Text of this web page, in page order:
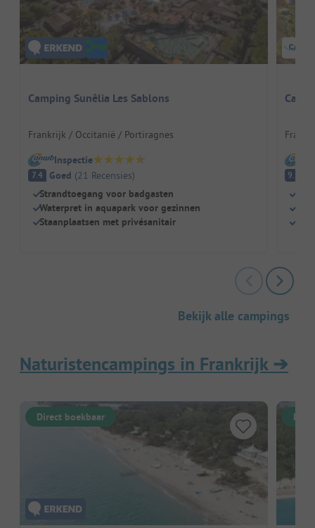
Camping Sunêlia Les Sablons
Frankrijk / Occitanië / Portiragnes
Inspectie
7.4 Goed (21 Recensies)
Strandtoegang voor badgasten
Waterpret in aquapark voor gezinnen
Staanplaatsen met privésanitair
9.3
Bekijk alle campings
Naturistencampings in Frankrijk➔
Direct boekbaar